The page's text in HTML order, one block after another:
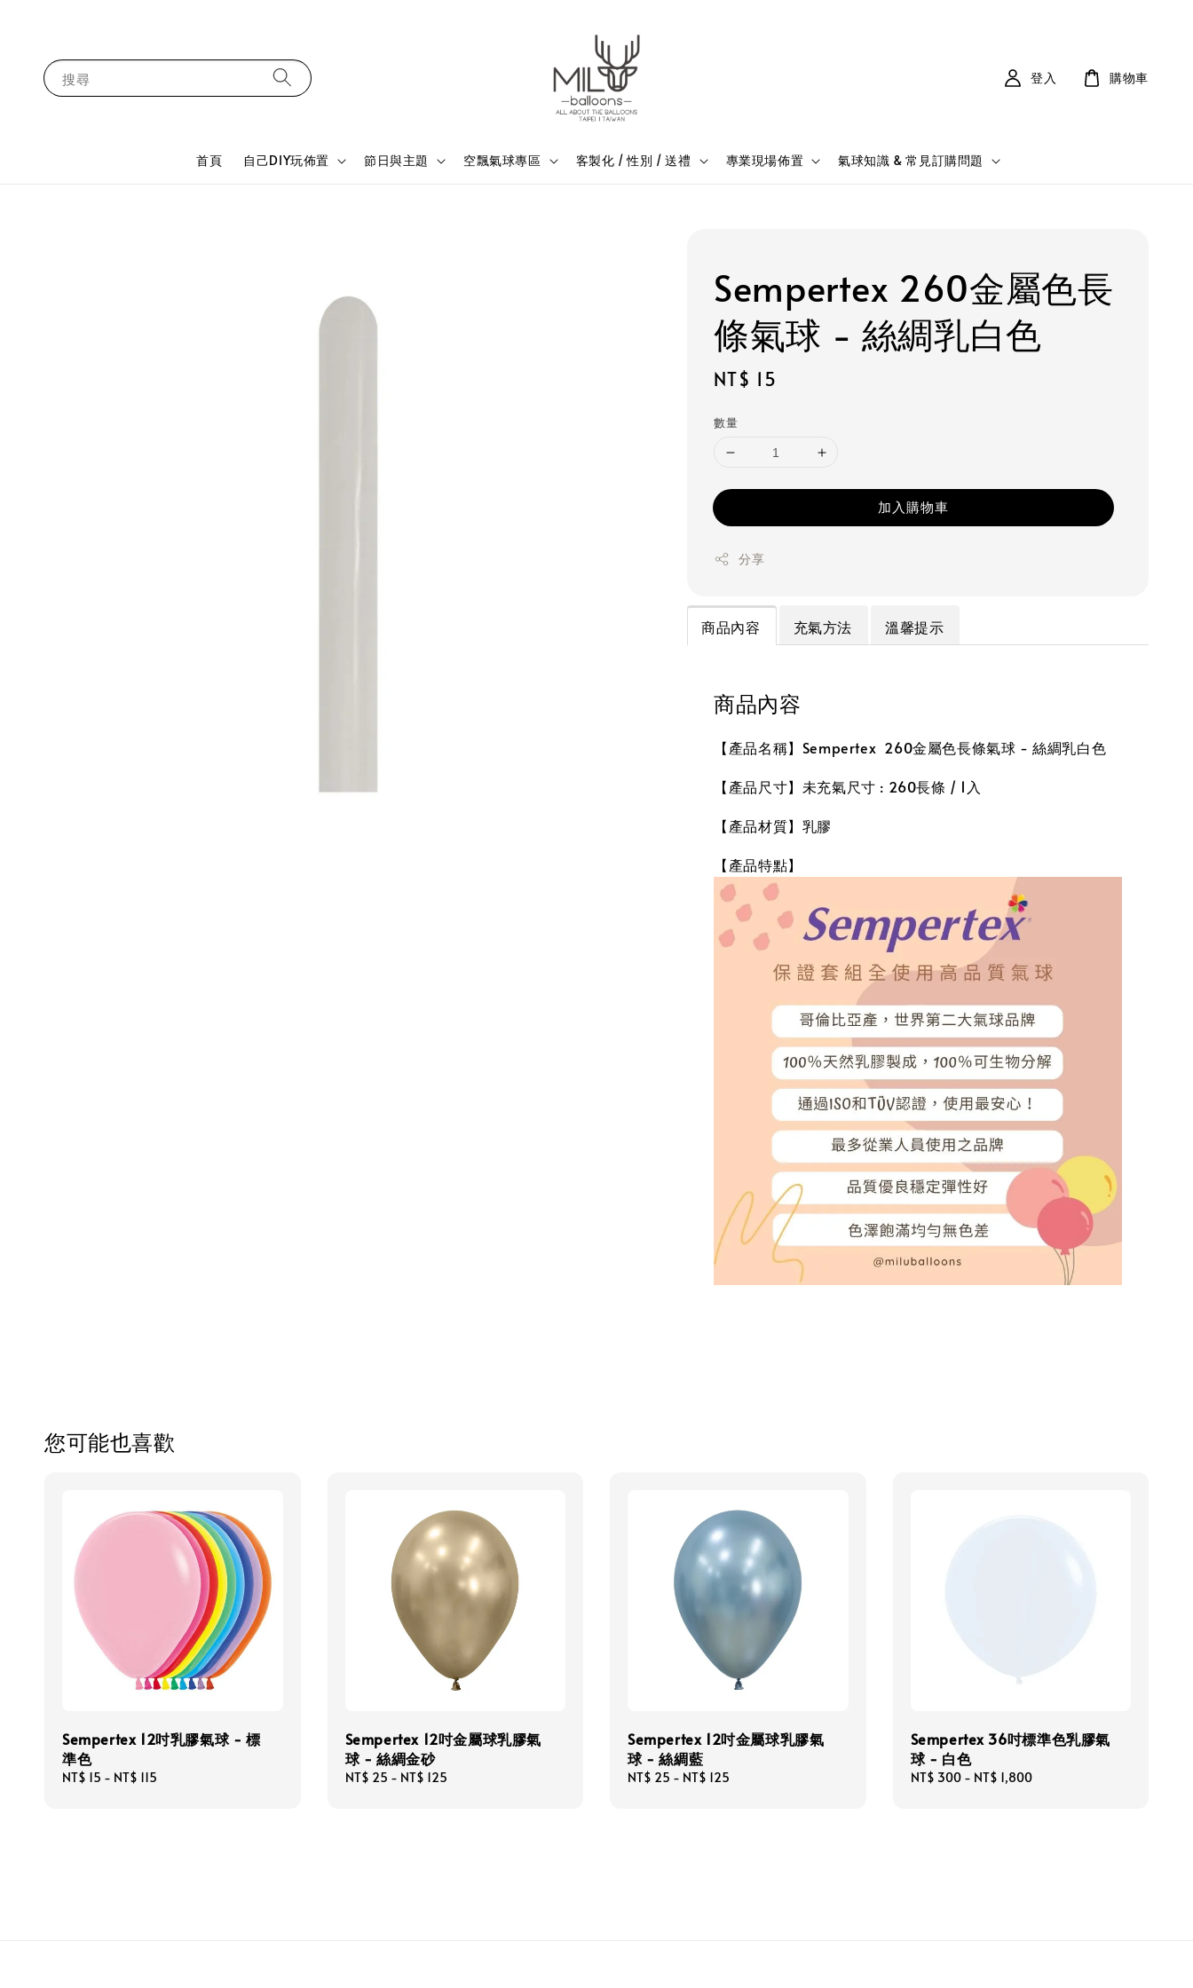
搜尋
首頁 自己DIY玩佈置 節日與主題 空飄氣球專區 客製化 / 性別 / 送禮 專業現場佈置 氣球知識 & 常見訂購問題
登入 購物車
Sempertex 260金屬色長
條氣球 - 絲綢乳白色
Regular
NT$ 15
數量
加入購物車
分享
商品內容 充氣方法 溫馨提示
商品內容
【產品名稱】Sempertex 260金屬色長條氣球 - 絲綢乳白色
【產品尺寸】未充氣尺寸 : 260長條 / 1入
【產品材質】乳膠
【產品特點】
您可能也喜歡
Sempertex 12吋乳膠氣球 - 標
準色
Regular
NT$ 15 - NT$ 115
Sempertex 12吋金屬球乳膠氣
球 - 絲綢金砂
Regular
NT$ 25 - NT$ 125
Sempertex 12吋金屬球乳膠氣
球 - 絲綢藍
Regular
NT$ 25 - NT$ 125
Sempertex 36吋標準色乳膠氣
球 - 白色
Regular
NT$ 300- NT$ 1,800